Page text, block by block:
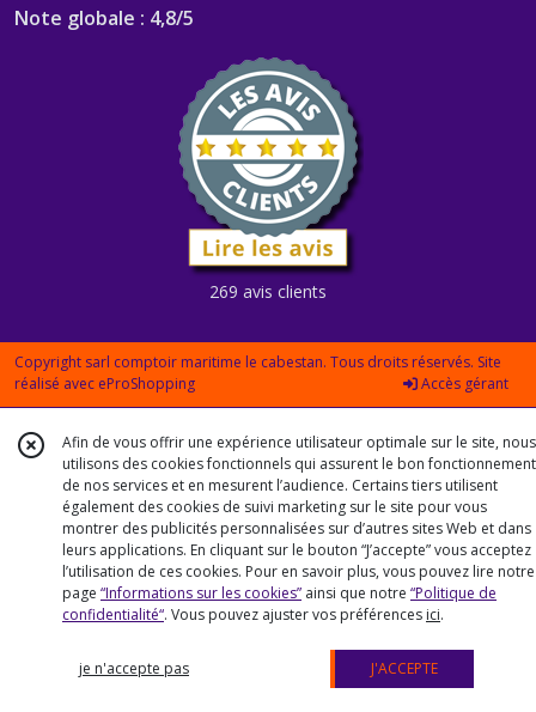
Note globale : 4,8/5
269 avis clients
Copyright sarl comptoir maritime le cabestan. Tous droits réservés. Site
réalisé avec eProShopping Accès gérant
Afin de vous offrir une expérience utilisateur optimale sur le site, nous
utilisons des cookies fonctionnels qui assurent le bon fonctionnement
de nos services et en mesurent l’audience. Certains tiers utilisent
également des cookies de suivi marketing sur le site pour vous
montrer des publicités personnalisées sur d’autres sites Web et dans
leurs applications. En cliquant sur le bouton “J’accepte” vous acceptez
l’utilisation de ces cookies. Pour en savoir plus, vous pouvez lire notre
page “Informations sur les cookies” ainsi que notre “Politique de
confidentialité“. Vous pouvez ajuster vos préférences ici.
je n'accepte pas J'ACCEPTE